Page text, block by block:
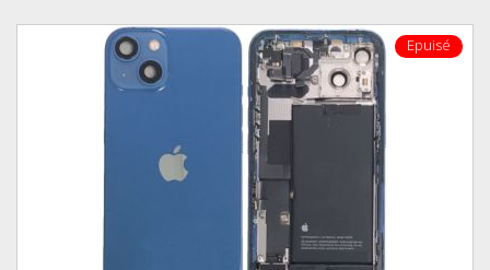
Epuisé